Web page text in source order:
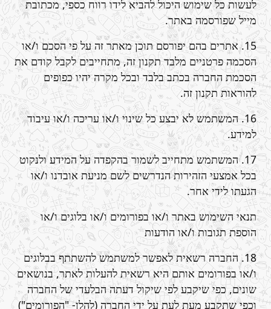
לעשות כל שימוש היכול להביא לידו רווח כספי, מכתובת
מייל שפורסמה באתר.
15. אתרים בהם יפורסם תוכן מאתר זה על פי הסכם ו/או
הסכמה פרטניים מלבד תקנון זה, מתחייבים לקבל קודם את
הסכמת החברה בכתב בלבד ובכל מקרה יהיו כפופים
להוראות תקנון זה.
16. המשתמש לא יבצע כל שינוי ו/או עריכה ו/או עיבוד
למידע.
17. המשתמש מתחייב לשמור בהקפדה על המידע ולנקוט
בכל אמצעי הזהירות הנדרשים לשם מניעת אובדנו ו/או
הגעתו לידי אחר.
תנאי השימוש באתר ו/או בפורומים ו/או בלוגים ו/או
הוספת תגובות ו/או הודעות
18. החברה רשאית לאפשר למשתמש להשתתף בבלוגים
ו/או בפורומים אותם היא רשאית להעלות לאתר, בנושאים
שונים, כפי שיקבע לפי שיקול דעתה הבלעדי של החברה
וכפי שתקבע מעת לעת על ידי החברה (להלן- "הפורומים")